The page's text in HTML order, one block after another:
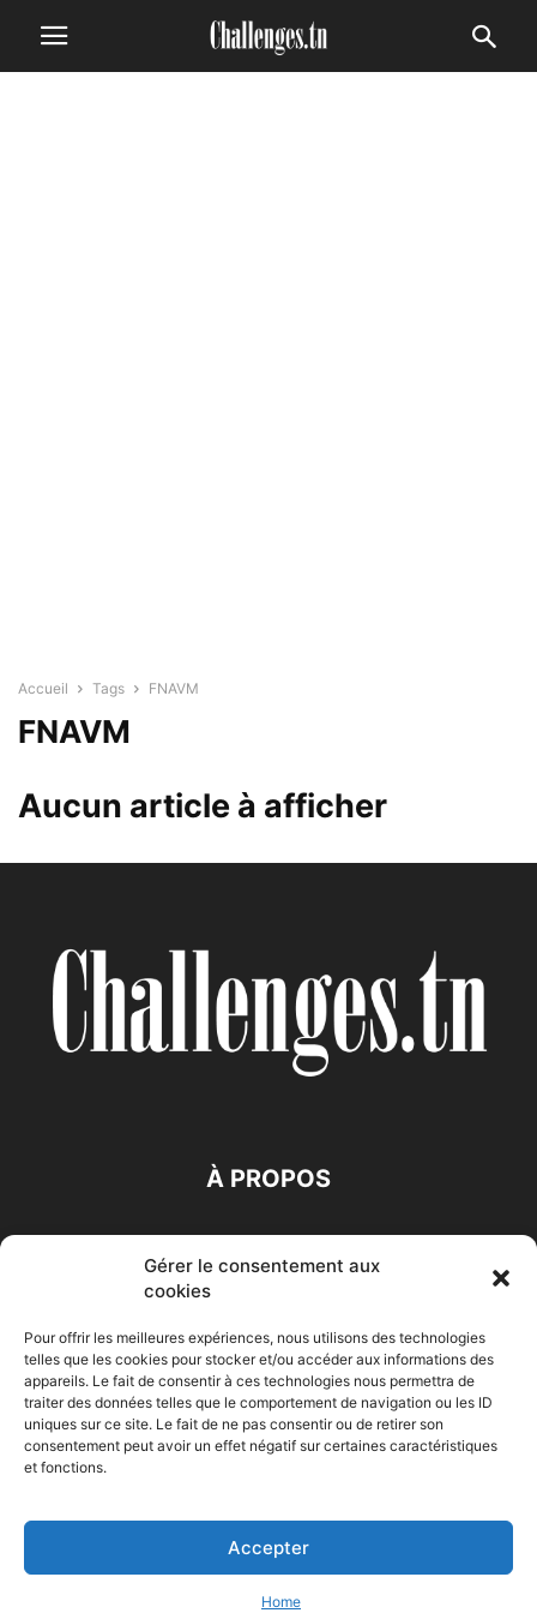
Gérer le consentement aux
cookies
Pour offrir les meilleures expériences, nous utilisons des technologies
telles que les cookies pour stocker et/ou accéder aux informations des
appareils. Le fait de consentir à ces technologies nous permettra de
traiter des données telles que le comportement de navigation ou les ID
uniques sur ce site. Le fait de ne pas consentir ou de retirer son
consentement peut avoir un effet négatif sur certaines caractéristiques
et fonctions.
Accepter
Home
Accueil Tags FNAVM
FNAVM
Aucun article à afficher
À PROPOS
Accueil Economie Entreprises Entrepreneur
Maghreb
© Challenges.tn By AAKOM.DIGITAL